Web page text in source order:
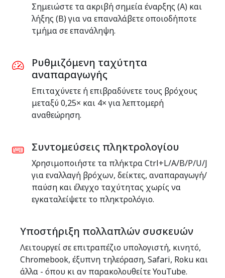
Σημειώστε τα ακριβή σημεία έναρξης (A) και
λήξης (B) για να επαναλάβετε οποιοδήποτε
τμήμα σε επανάληψη.
Ρυθμιζόμενη ταχύτητα
αναπαραγωγής
Επιταχύνετε ή επιβραδύνετε τους βρόχους
μεταξύ 0,25× και 4× για λεπτομερή
αναθεώρηση.
Συντομεύσεις πληκτρολογίου
Χρησιμοποιήστε τα πλήκτρα Ctrl+L/A/B/P/U/J
για εναλλαγή βρόχων, δείκτες, αναπαραγωγή/
παύση και έλεγχο ταχύτητας χωρίς να
εγκαταλείψετε το πληκτρολόγιο.
Υποστήριξη πολλαπλών συσκευών
Λειτουργεί σε επιτραπέζιο υπολογιστή, κινητό,
Chromebook, έξυπνη τηλεόραση, Safari, Roku και
άλλα - όπου κι αν παρακολουθείτε YouTube.